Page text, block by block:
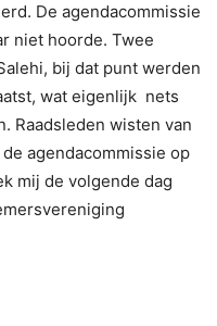
De agendacommissie
niet hoorde. Twee
bij dat punt werden
wat eigenlijk nets
Raadsleden wisten van
agendacommissie op
mij de volgende dag